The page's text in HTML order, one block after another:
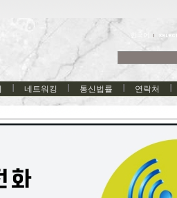
네트워킹 통신법률 연락처